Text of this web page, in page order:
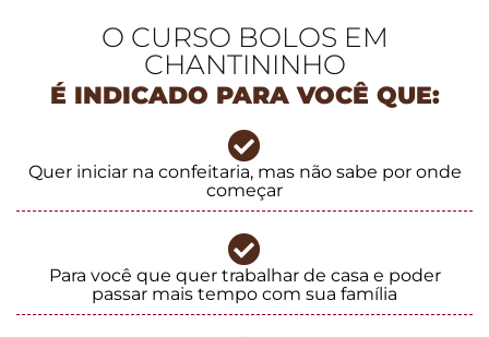
O CURSO BOLOS EM
CHANTININHO
É INDICADO PARA VOCÊ QUE:
Quer iniciar na confeitaria, mas não sabe por onde
começar
Para você que quer trabalhar de casa e poder
passar mais tempo com sua família